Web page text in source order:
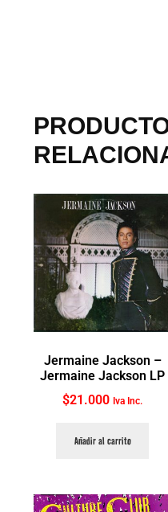
Jermaine Jackson ‎–
Jermaine Jackson LP
$21.000 Iva Inc.
Añadir al carrito